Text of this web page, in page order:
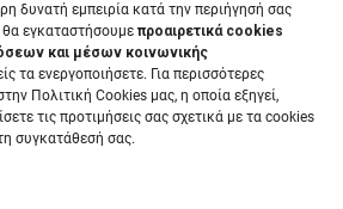
δυνατή εμπειρία κατά την περιήγησή σας
θα εγκαταστήσουμε προαιρετικά cookies
και μέσων κοινωνικής
τα ενεργοποιήσετε. Για περισσότερες
Πολιτική Cookies μας, η οποία εξηγεί,
τις προτιμήσεις σας σχετικά με τα cookies
συγκατάθεσή σας.
Διοίκησης